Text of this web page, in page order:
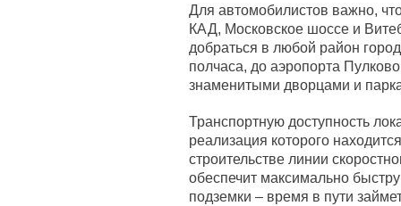
Для автомобилистов важно,
КАД, Московское шоссе и
добраться в любой район
полчаса, до аэропорта
знаменитыми дворцами и
Транспортную доступность
реализация которого
строительстве линии
обеспечит максимально
подземки – время в пути